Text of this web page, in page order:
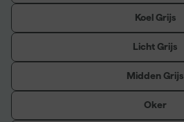
Koel Grijs
Licht Grijs
Midden Grijs
Oker